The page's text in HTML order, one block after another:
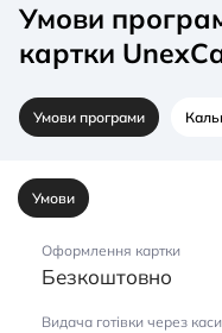
Умови
картки
Умови програми
Умови
Оформлення картки
Безкоштовно
Видача готівки через